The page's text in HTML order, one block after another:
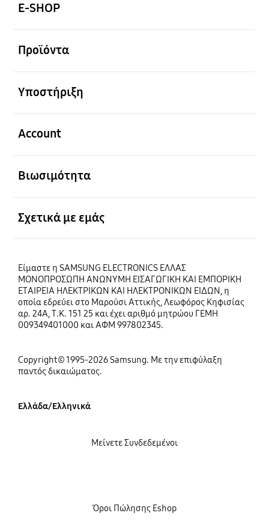
E-SHOP
Προϊόντα
Υποστήριξη
Account
Βιωσιμότητα
Σχετικά με εμάς
Είμαστε η SAMSUNG ELECTRONICS ΕΛΛΑΣ
ΜΟΝΟΠΡΟΣΩΠΗ ΑΝΩΝΥΜΗ ΕΙΣΑΓΩΓΙΚΗ ΚΑΙ ΕΜΠΟΡΙΚΗ
ΕΤΑΙΡΕΙΑ ΗΛΕΚΤΡΙΚΩΝ ΚΑΙ ΗΛΕΚΤΡΟΝΙΚΩΝ ΕΙΔΩΝ, η
οποία εδρεύει στο Μαρούσι Αττικής, Λεωφόρος Κηφισίας
αρ. 24Α, Τ.Κ. 151 25 και έχει αριθμό μητρώου ΓΕΜΗ
009349401000 και ΑΦΜ 997802345.
Copyright© 1995-2026 Samsung. Με την επιφύλαξη
παντός δικαιώματος.
Ελλάδα/Ελληνικά
Όροι Πώλησης Eshop
Μείνετε Συνδεδεμένοι